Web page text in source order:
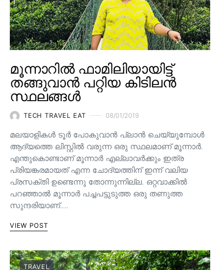
മൂന്നാറിൽ ഫാമിലിയായിട്ട്
തങ്ങുവാൻ പറ്റിയ കിടിലൻ
സ്ഥലങ്ങൾ
TECH TRAVEL EAT 08/01/2019
മലയാളികൾ ടൂർ പോകുവാൻ പ്ലാൻ ചെയ്യുമ്പോൾ
ആദ്യത്തെ ലിസ്റ്റിൽ വരുന്ന ഒരു സ്ഥലമാണ് മൂന്നാർ.
എന്തുകൊണ്ടാണ് മൂന്നാർ എല്ലാവർക്കും ഇത്ര
പ്രിയങ്കരമായത് എന്ന ചോദ്യത്തിന് ഇന്ന് വലിയ
പ്രസക്തി ഉണ്ടെന്നു തോന്നുന്നില്ല. ഒറ്റവാക്കിൽ
പറഞ്ഞാൽ മൂന്നാർ പച്ചപട്ടുടുത്ത ഒരു തണുത്ത
സുന്ദരിയാണ്.…
VIEW POST
TRAVEL